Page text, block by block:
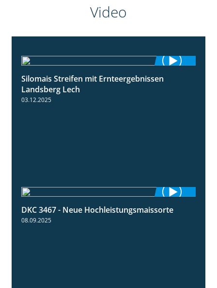
Video
11:01
Silomais Streifen mit Ernteergebnissen
Landsberg Lech
03.12.2025
1:21
DKC 3467 - Neue Hochleistungsmaissorte
08.09.2025